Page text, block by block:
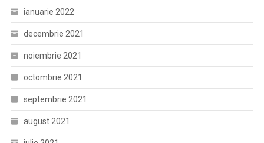
ianuarie 2022
decembrie 2021
noiembrie 2021
octombrie 2021
septembrie 2021
august 2021